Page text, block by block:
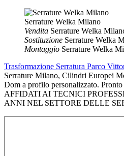
Serrature Welka Milano
Vendita Serrature Welka
Sostituzione Serrature Welka
Montaggio Serrature Welka
Trasformazione Serratura Parco
Serrature Milano, Cilindri Europei
Dom a profilo personalizzato. Pronto
AFFIDATI AI TECNICI
ANNI NEL SETTORE DELLE